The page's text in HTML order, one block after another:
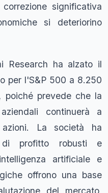
significativa
si deteriorino
Research ha alzato il
per l'S&P 500 a 8.250
poiché prevede che la
continuerà a
La società ha
di profitto robusti e
artificiale e
offrono una base
del mercato,